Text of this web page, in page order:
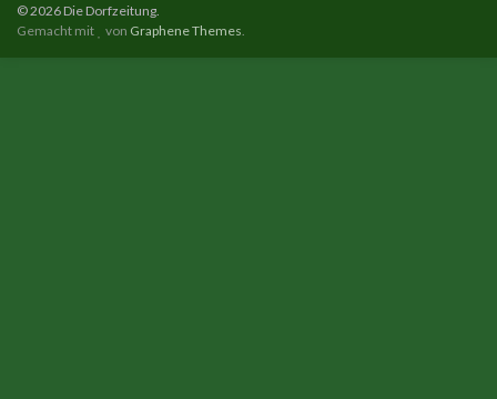
© 2026 Die Dorfzeitung.
Gemacht mit
von Graphene Themes